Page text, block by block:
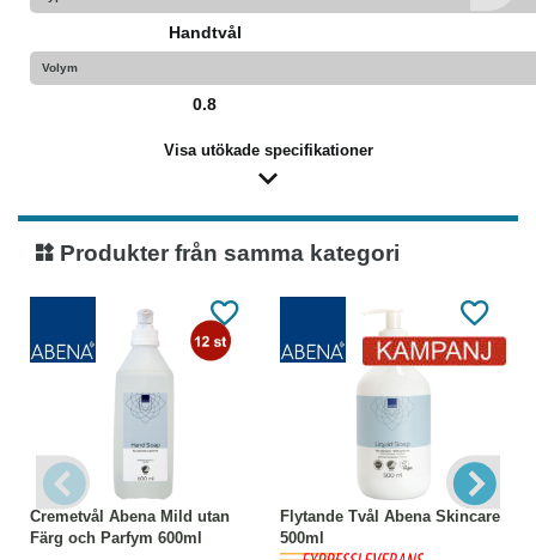
Handtvål
Volym
0.8
Visa utökade specifikationer
Produkter från samma kategori
Cremetvål Abena Mild utan
Färg och Parfym 600ml
Flytande Tvål Abena Skincare
500ml